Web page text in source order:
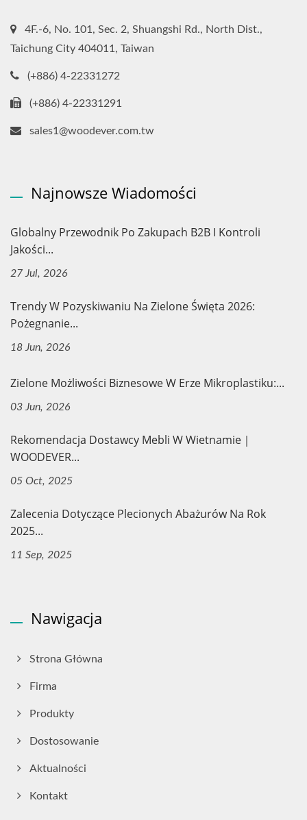
4F.-6, No. 101, Sec. 2, Shuangshi Rd., North Dist.,
Taichung City 404011, Taiwan
(+886) 4-22331272
(+886) 4-22331291
sales1@woodever.com.tw
Najnowsze Wiadomości
Globalny Przewodnik Po Zakupach B2B I Kontroli
Jakości...
27 Jul, 2026
Trendy W Pozyskiwaniu Na Zielone Święta 2026:
Pożegnanie...
18 Jun, 2026
Zielone Możliwości Biznesowe W Erze Mikroplastiku:...
03 Jun, 2026
Rekomendacja Dostawcy Mebli W Wietnamie｜
WOODEVER...
05 Oct, 2025
Zalecenia Dotyczące Plecionych Abażurów Na Rok
2025...
11 Sep, 2025
Nawigacja
Strona Główna
Firma
Produkty
Dostosowanie
Aktualności
Kontakt